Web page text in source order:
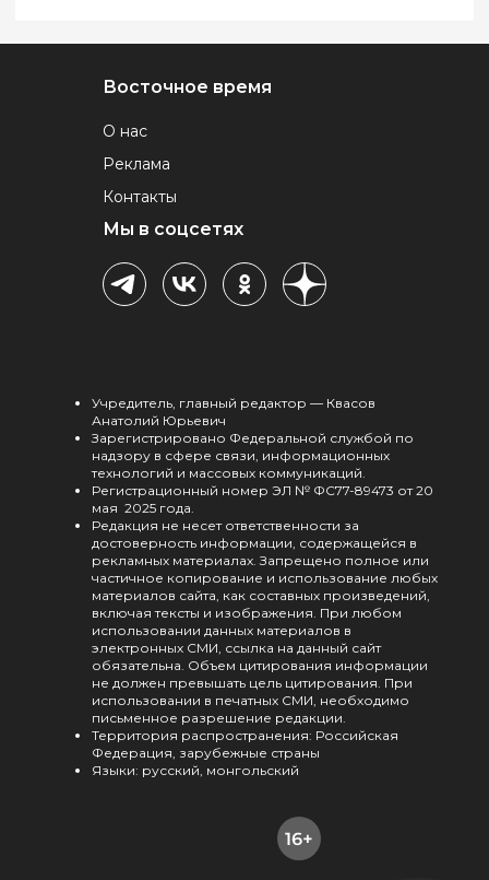
Восточное время
О нас
Реклама
Контакты
Мы в соцсетях
Учредитель, главный редактор — Квасов
Анатолий Юрьевич
Зарегистрировано Федеральной службой по
надзору в сфере связи, информационных
технологий и массовых коммуникаций.
Регистрационный номер ЭЛ № ФС77-89473 от 20
мая 2025 года.
Редакция не несет ответственности за
достоверность информации, содержащейся в
рекламных материалах. Запрещено полное или
частичное копирование и использование любых
материалов сайта, как составных произведений,
включая тексты и изображения. При любом
использовании данных материалов в
электронных СМИ, ссылка на данный сайт
обязательна. Объем цитирования информации
не должен превышать цель цитирования. При
использовании в печатных СМИ, необходимо
письменное разрешение редакции.
Территория распространения: Российская
Федерация, зарубежные страны
Языки: русский, монгольский